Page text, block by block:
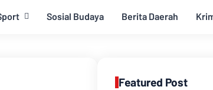
Sosial Budaya Berita Daerah
Featured Post